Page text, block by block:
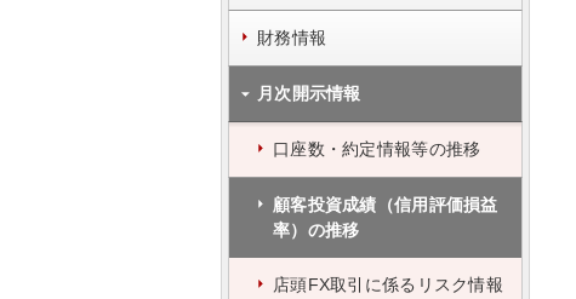
財務情報
月次開示情報
口座数・約定情報等の推移
顧客投資成績（信用評価損益
率）の推移
店頭FX取引に係るリスク情報